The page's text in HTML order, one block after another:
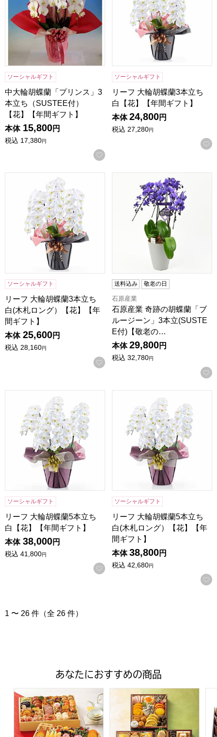
ソーシャルギフト
中大輪胡蝶蘭「プリンス」3
本立ち（SUSTEE付）
【花】【年間ギフト】
本体 15,800円
税込 17,380円
お気に入りに登録する
ソーシャルギフト
リーフ 大輪胡蝶蘭3本立ち
白【花】【年間ギフト】
本体 24,800円
税込 27,280円
リーフ 大輪胡蝶蘭3本立ち 白(木札ロング）【花】【年間ギ
ソーシャルギフト
リーフ 大輪胡蝶蘭3本立ち
白(木札ロング）【花】【年
間ギフト】
本体 25,600円
税込 28,160円
お気に入りに登録する
石原産業 奇跡の胡蝶蘭「ブ
送料込み 敬老の日
石原産業
石原産業 奇跡の胡蝶蘭「ブ
ルージーン」3本立(SUSTE
E付)【敬老の…
本体 29,800円
税込 32,780円
リーフ 大輪胡蝶蘭5本立ち 白【花】【年間ギフト】
ソーシャルギフト
リーフ 大輪胡蝶蘭5本立ち
白【花】【年間ギフト】
本体 38,000円
税込 41,800円
お気に入りに登録する
ソーシャルギフト
リーフ 大輪胡蝶蘭5本立ち
白(木札ロング）【花】【年
間ギフト】
本体 38,800円
税込 42,680円
1 〜 26 件（全 26 件）
あなたにおすすめの商品
トップバリュ 和洋中特大二段重「饗宴」(きょうえん)【4
トップバリュ 和風三段重「